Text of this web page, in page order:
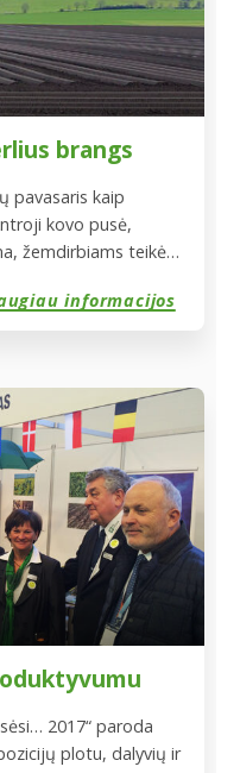
brangs
pavasaris kaip
kovo pusė,
žemdirbiams teikė
gegužė visus šiuos
nežinodami ko
informacijos
2017“ paroda
plotu, dalyvių ir